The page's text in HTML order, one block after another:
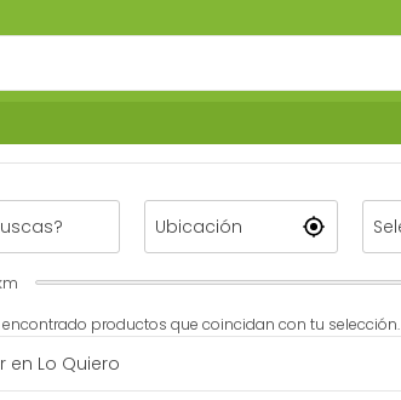
encontrado productos que coincidan con tu selección.